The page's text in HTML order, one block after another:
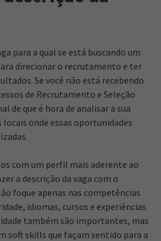
para a qual se está buscando um
direcionar o recrutamento e ter
Se você não está recebendo
de Recrutamento e Seleção
de que é hora de analisar a sua
locais onde essas oportunidades
com um perfil mais aderente ao
a descrição da vaga com o
foque apenas nas competências
idiomas, cursos e experiências
também são importantes, mas
soft skills que façam sentido para a